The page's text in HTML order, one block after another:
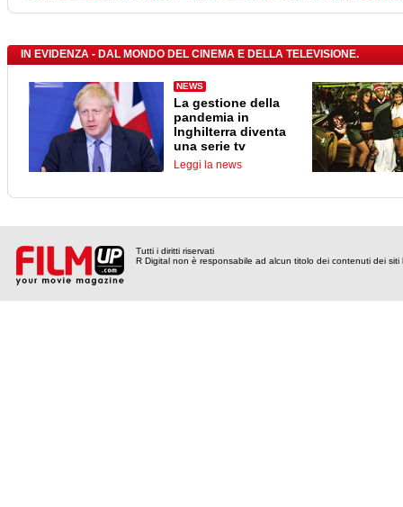
IN EVIDENZA - DAL MONDO DEL CINEMA E DELLA TELEVISIONE.
NEWS
La gestione della
pandemia in
Inghilterra diventa
una serie tv
Leggi la news
Tutti i diritti riservati
R Digital non è responsabile ad alcun titolo dei contenuti dei siti